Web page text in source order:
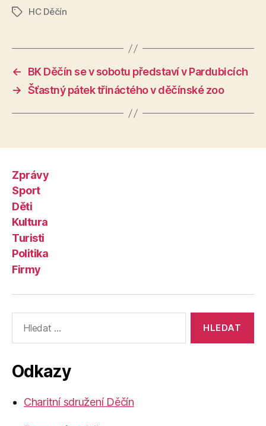
ŠtítkyHC Děčín
←
BK Děčín se v sobotu představí v Pardubicích
→ Šťastný pátek třináctého v děčínské zoo
Zprávy
Sport
Děti
Kultura
Turisti
Politika
Firmy
vyhledávání:
Odkazy
Charitní sdružení Děčín